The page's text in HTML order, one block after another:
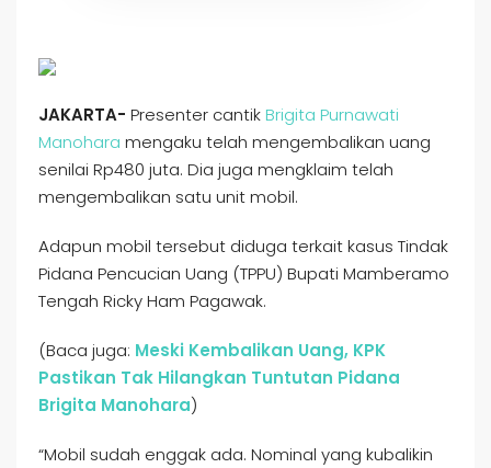
JAKARTA- Presenter cantikBrigita Purnawati
Manohara mengaku telah mengembalikan uang
senilai Rp480 juta. Dia juga mengklaim telah
mengembalikan satu unit mobil.
Adapun mobil tersebut diduga terkait kasus Tindak
Pidana Pencucian Uang (TPPU) Bupati Mamberamo
Tengah Ricky Ham Pagawak.
(Baca juga: Meski Kembalikan Uang, KPK
Pastikan Tak Hilangkan Tuntutan Pidana
Brigita Manohara)
“Mobil sudah enggak ada. Nominal yang kubalikin